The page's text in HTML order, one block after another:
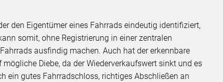
den Eigentümer eines Fahrrads eindeutig identifiziert,
somit, ohne Registrierung in einer zentralen
ausfindig machen. Auch hat der erkennbare
Diebe, da der Wiederverkaufswert sinkt und es
ein gutes Fahrradschloss, richtiges Abschließen an